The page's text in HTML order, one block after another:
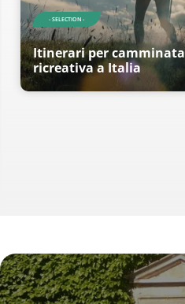
- SELECTION -
Itinerari per camminata
ricreativa a Italia